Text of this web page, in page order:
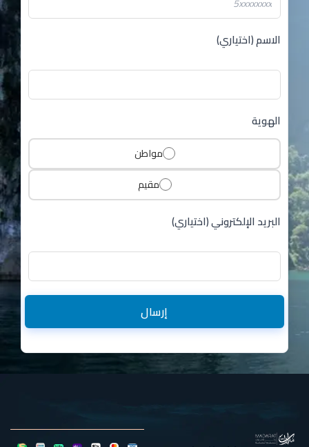
الاسم (اختياري)
الهوية
مواطن
مقيم
البريد الإلكتروني (اختياري)
إرسال